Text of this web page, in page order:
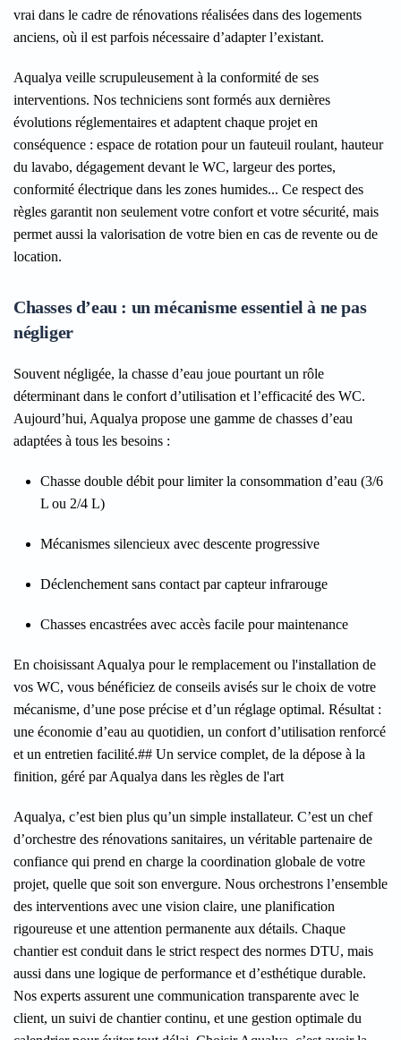
vrai dans le cadre de rénovations réalisées dans des logements
anciens, où il est parfois nécessaire d’adapter l’existant.
Aqualya veille scrupuleusement à la conformité de ses
interventions. Nos techniciens sont formés aux dernières
évolutions réglementaires et adaptent chaque projet en
conséquence : espace de rotation pour un fauteuil roulant, hauteur
du lavabo, dégagement devant le WC, largeur des portes,
conformité électrique dans les zones humides... Ce respect des
règles garantit non seulement votre confort et votre sécurité, mais
permet aussi la valorisation de votre bien en cas de revente ou de
location.
Chasses d’eau : un mécanisme essentiel à ne pas
négliger
Souvent négligée, la chasse d’eau joue pourtant un rôle
déterminant dans le confort d’utilisation et l’efficacité des WC.
Aujourd’hui, Aqualya propose une gamme de chasses d’eau
adaptées à tous les besoins :
Chasse double débit pour limiter la consommation d’eau (3/6
L ou 2/4 L)
Mécanismes silencieux avec descente progressive
Déclenchement sans contact par capteur infrarouge
Chasses encastrées avec accès facile pour maintenance
En choisissant Aqualya pour le remplacement ou l'installation de
vos WC, vous bénéficiez de conseils avisés sur le choix de votre
mécanisme, d’une pose précise et d’un réglage optimal. Résultat :
une économie d’eau au quotidien, un confort d’utilisation renforcé
et un entretien facilité.## Un service complet, de la dépose à la
finition, géré par Aqualya dans les règles de l'art
Aqualya, c’est bien plus qu’un simple installateur. C’est un chef
d’orchestre des rénovations sanitaires, un véritable partenaire de
confiance qui prend en charge la coordination globale de votre
projet, quelle que soit son envergure. Nous orchestrons l’ensemble
des interventions avec une vision claire, une planification
rigoureuse et une attention permanente aux détails. Chaque
chantier est conduit dans le strict respect des normes DTU, mais
aussi dans une logique de performance et d’esthétique durable.
Nos experts assurent une communication transparente avec le
client, un suivi de chantier continu, et une gestion optimale du